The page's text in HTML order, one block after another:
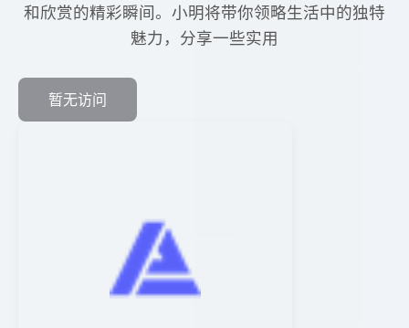
和欣赏的精彩瞬间。小明将带你领略生活中的独特
魅力，分享一些实用
暂无访问